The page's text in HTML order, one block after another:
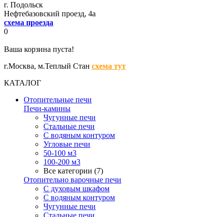
г. Подольск
Нефтебазовский проезд, 4а
схема проезда
0
Ваша корзина пуста!
г.Москва, м.Теплый Стан схема тут
КАТАЛОГ
Отопительные печи
Печи-камины
Чугунные печи
Стальные печи
С водяным контуром
Угловые печи
50-100 м3
100-200 м3
Все категории (7)
Отопительно варочные печи
С духовым шкафом
С водяным контуром
Чугунные печи
Стальные печи